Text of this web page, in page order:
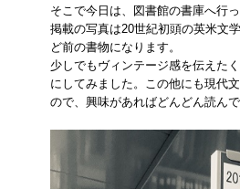
そこで今日は、図書館の書庫へ行
掲載の写真は20世紀初頭の英米文
ど前の書物になります。
少しでもヴィンテージ感を伝えた
にしてみました。この他にも現代
ので、興味があればどんどん読ん